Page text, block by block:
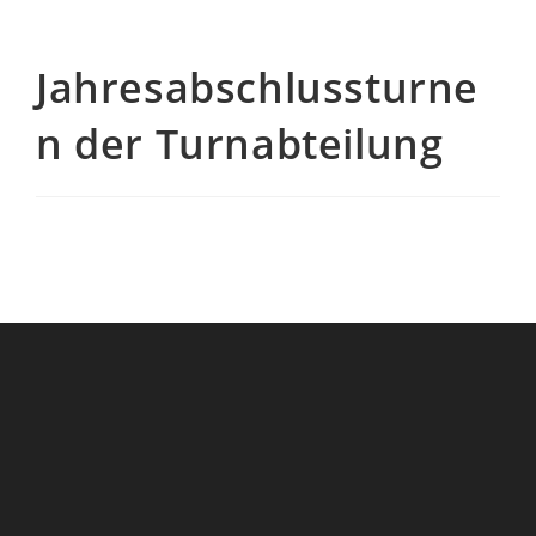
Jahresabschlussturne
n der Turnabteilung